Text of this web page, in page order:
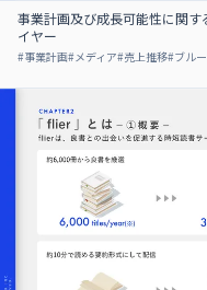
事業計画及び成⻑可能性に関
イヤー
#事業計画#メディア#売上推移#ブルー